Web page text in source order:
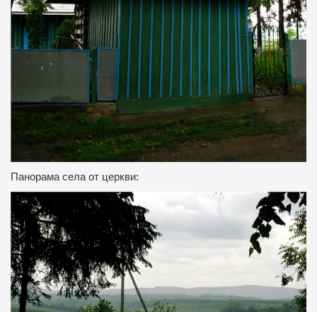
Панорама села от церкви: